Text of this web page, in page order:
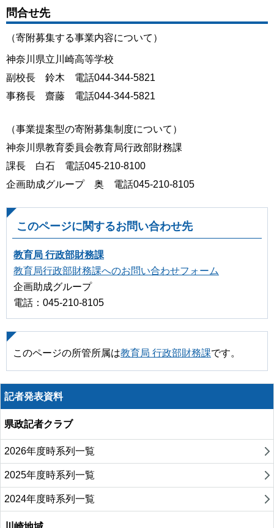
問合せ先
（寄附募集する事業内容について）
神奈川県立川崎高等学校
副校長 鈴木 電話044-344-5821
事務長 齋藤 電話044-344-5821
（事業提案型の寄附募集制度について）
神奈川県教育委員会教育局行政部財務課
課長 白石 電話045-210-8100
企画助成グループ 奥 電話045-210-8105
このページに関するお問い合わせ先
教育局 行政部財務課
教育局行政部財務課へのお問い合わせフォーム
企画助成グループ
電話：045-210-8105
このページの所管所属は教育局 行政部財務課です。
記者発表資料
県政記者クラブ
2026年度時系列一覧
2025年度時系列一覧
2024年度時系列一覧